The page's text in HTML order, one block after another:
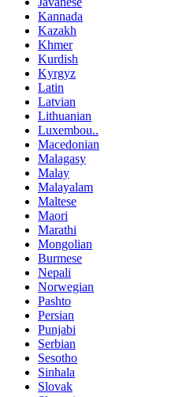
Kannada
Kazakh
Khmer
Kurdish
Kyrgyz
Latin
Latvian
Lithuanian
Luxembou..
Macedonian
Malagasy
Malay
Malayalam
Maltese
Maori
Marathi
Mongolian
Burmese
Nepali
Norwegian
Pashto
Persian
Punjabi
Serbian
Sesotho
Sinhala
Slovak